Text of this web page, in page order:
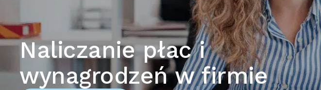
Naliczanie płac i
wynagrodzeń w firmie